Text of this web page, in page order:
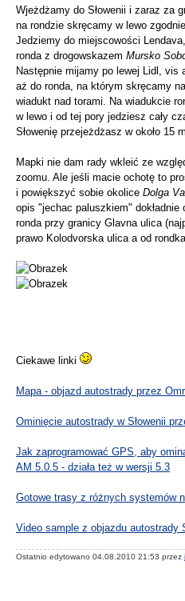
Wjeżdżamy do Słowenii i zaraz za
na rondzie skręcamy w lewo
Jedziemy do miejscowości
ronda z drogowskazem Mursko
Następnie mijamy po lewej Lidl,
aż do ronda, na którym skręcamy
wiadukt nad torami. Na wiadukcie
w lewo i od tej pory jedziesz cały
Słowenię przejeżdżasz w około 15
Mapki nie dam rady wkleić ze
zoomu. Ale jeśli macie ochotę to
i powiększyć sobie okolice Dolga
opis "jechac paluszkiem" dokładnie
ronda przy granicy Glavna ulica
prawo Kolodvorska ulica a od
Ciekawe linki
Mapa - objazd autostrady przez
Ominięcie autostrady w Słowenii
Jak zaprogramować GPS, aby
AM 5.0.5 - działa też w wersji 5.3
Gotowe trasy z różnych systemów
Video sample z objazdu autostrady
Ostatnio edytowano 04.08.2010 21:53 przez